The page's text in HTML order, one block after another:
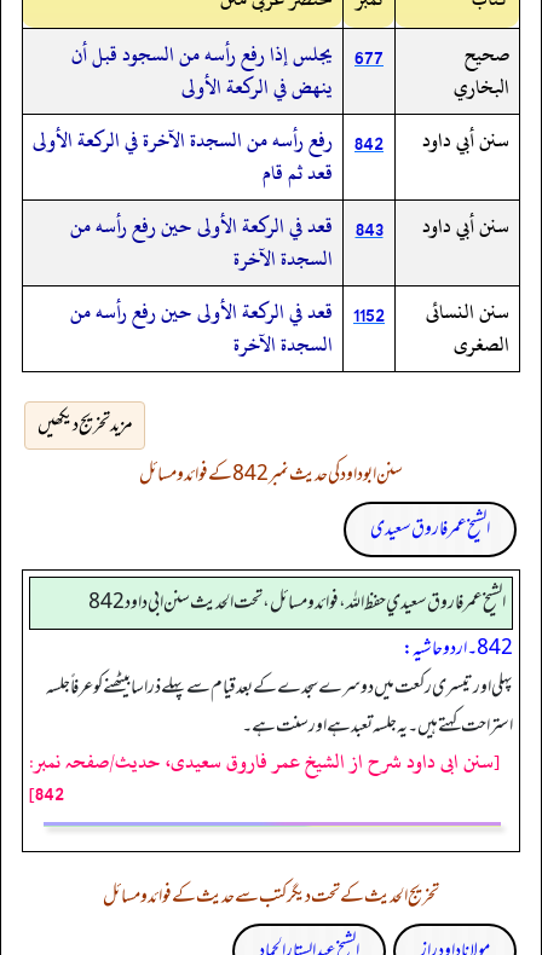
صحيح
البخاري
677 يجلس إذا رفع رأسه من السجود قبل أن
ينهض في الركعة الأولى
سنن أبي داود
842 رفع رأسه من السجدة الآخرة في الركعة الأولى
قعد ثم قام
سنن أبي داود
843
قعد في الركعة الأولى حين رفع رأسه من
السجدة الآخرة
سنن النسائى
الصغرى
1152 قعد في الركعة الأولى حين رفع رأسه من
السجدة الآخرة
مزید تخریج دیکھیں
سنن ابوداود کی حدیث نمبر 842 کے فوائد و مسائل
الشیخ عمر فاروق سعیدی
الشيخ عمر فاروق سعيدي حفظ الله، فوائد و مسائل، تحت الحديث سنن ابي داود 842
842۔ اردو حاشیہ:
پہلی اور تیسری رکعت میں دوسرے سجدے کے بعد قیام سے پہلے ذرا سا بیٹھنے کو عرفاً جلسہ
استراحت کہتے ہیں۔ یہ جلسہ تعبد ہے اور سنت ہے۔
[سنن ابی داود شرح از الشیخ عمر فاروق سعیدی، حدیث/صفحہ نمبر:
842]
تخریج الحدیث کے تحت دیگر کتب سے حدیث کے فوائد و مسائل